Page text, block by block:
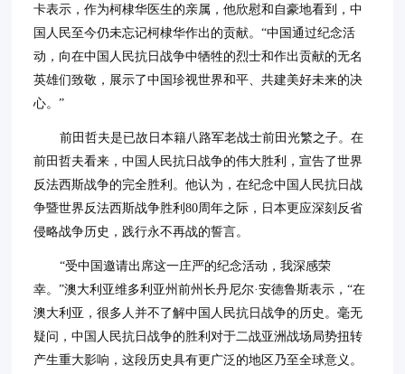
卡表示，作为柯棣华医生的亲属，他欣慰和自豪地看到，中
国人民至今仍未忘记柯棣华作出的贡献。“中国通过纪念活
动，向在中国人民抗日战争中牺牲的烈士和作出贡献的无名
英雄们致敬，展示了中国珍视世界和平、共建美好未来的决
心。”
前田哲夫是已故日本籍八路军老战士前田光繁之子。在
前田哲夫看来，中国人民抗日战争的伟大胜利，宣告了世界
反法西斯战争的完全胜利。他认为，在纪念中国人民抗日战
争暨世界反法西斯战争胜利80周年之际，日本更应深刻反省
侵略战争历史，践行永不再战的誓言。
“受中国邀请出席这一庄严的纪念活动，我深感荣
幸。”澳大利亚维多利亚州前州长丹尼尔·安德鲁斯表示，“在
澳大利亚，很多人并不了解中国人民抗日战争的历史。毫无
疑问，中国人民抗日战争的胜利对于二战亚洲战场局势扭转
产生重大影响，这段历史具有更广泛的地区乃至全球意义。